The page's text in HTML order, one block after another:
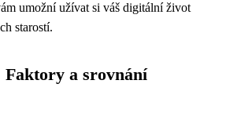
umožní užívat si váš digitální život
starostí.
Faktory a srovnání